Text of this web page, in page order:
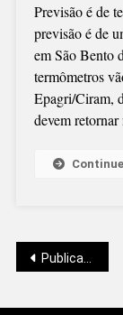
Previsão é de
previsão é de
em São Bento
termômetros
Epagri/Ciram,
devem
Publicações mais antigas